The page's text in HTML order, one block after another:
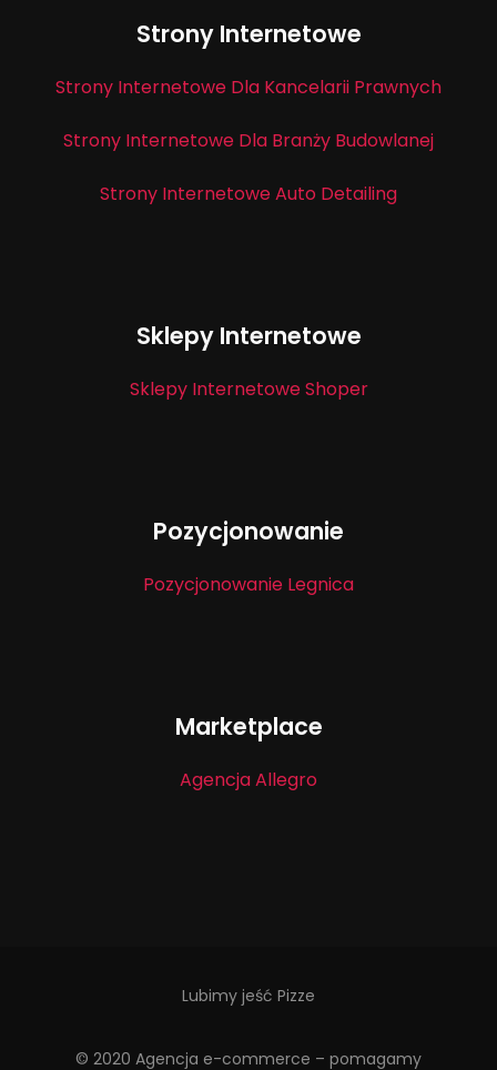
Strony Internetowe
Strony Internetowe Dla Kancelarii Prawnych
Strony Internetowe Dla Branży Budowlanej
Strony Internetowe Auto Detailing
Sklepy Internetowe
Sklepy Internetowe Shoper
Pozycjonowanie
Pozycjonowanie Legnica
Marketplace
Agencja Allegro
Lubimy jeść Pizze
© 2020 Agencja e-commerce – pomagamy